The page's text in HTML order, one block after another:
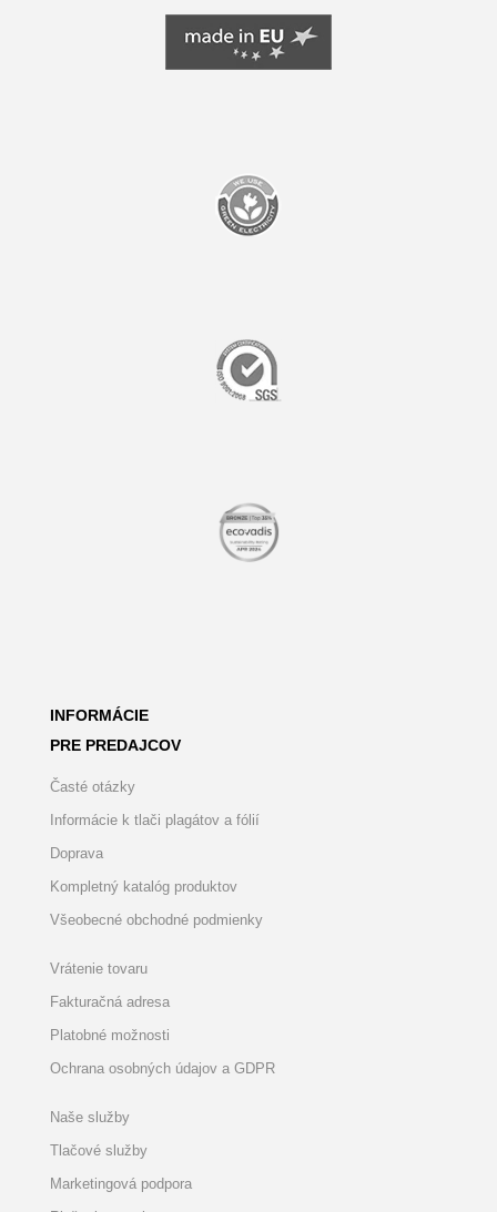
INFORMÁCIE
PRE PREDAJCOV
Časté otázky
Informácie k tlači plagátov a fólií
Doprava
Kompletný katalóg produktov
Všeobecné obchodné podmienky
Vrátenie tovaru
Fakturačná adresa
Platobné možnosti
Ochrana osobných údajov a GDPR
Naše služby
Tlačové služby
Marketingová podpora